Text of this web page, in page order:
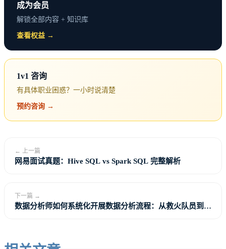
成为会员
解锁全部内容 + 知识库
查看权益 →
1v1 咨询
有具体职业困惑？一小时说清楚
预约咨询 →
← 上一篇
网易面试真题：Hive SQL vs Spark SQL 完整解析
下一篇 →
数据分析师如何系统化开展数据分析流程：从救火队员到战